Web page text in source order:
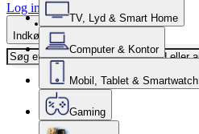
Log ind
Indkøbskurv
TV, Lyd & Smart Home
Computer & Kontor
Mobil, Tablet & Smartwatch
Gaming